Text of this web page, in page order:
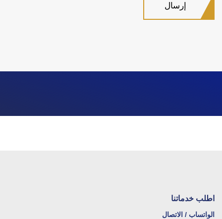
اطلب خدماتنا
الواتساب / الاتصال